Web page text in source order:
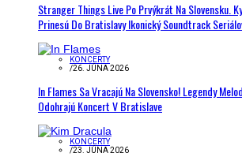
Stranger Things Live Po Prvýkrát Na Slovensku.
Prinesú Do Bratislavy Ikonický Soundtrack
KONCERTY
/26. JÚNA 2026
In Flames Sa Vracajú Na Slovensko! Legendy
Odohrajú Koncert V Bratislave
KONCERTY
/23. JÚNA 2026